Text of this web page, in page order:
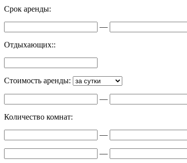
Срок аренды:
—
Отдыхающих::
Стоимость аренды:
—
Количество комнат:
—
—